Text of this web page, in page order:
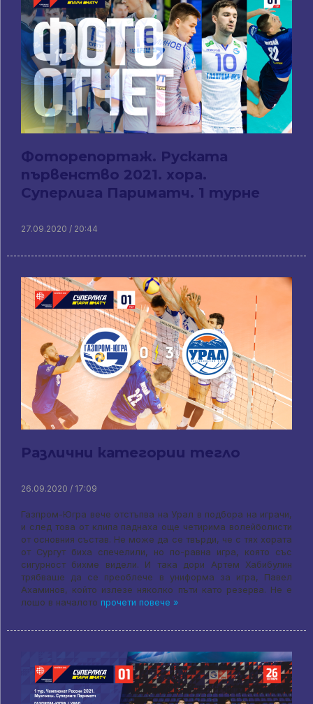
Фоторепортаж. Руската
първенство 2021. хора.
Суперлига Париматч. 1 турне
27.09.2020 / 20:44
Различни категории тегло
26.09.2020 / 17:09
Газпром-Югра вече отстъпва на Урал в подбора на играчи,
и след това от клипа паднаха още четирима волейболисти
от основния състав. Не може да се твърди, че с тях хората
от Сургут биха спечелили, но по-равна игра, която със
сигурност бихме видели. И така дори Артем Хабибулин
трябваше да се преоблече в униформа за игра, Павел
Ахаминов, който излезе няколко пъти като резерва. Не е
лошо в началото прочети повече »